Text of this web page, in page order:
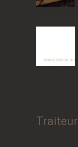
Traiteur